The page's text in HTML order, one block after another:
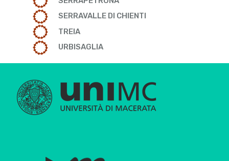
SERRAVALLE DI CHIENTI
TREIA
URBISAGLIA